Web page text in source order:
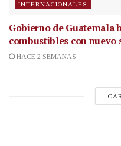
INTERNACIONALES
Gobierno de Guatemala
combustibles con nuevo
HACE 2 SEMANAS